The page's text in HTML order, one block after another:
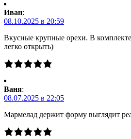
Иван:
08.10.2025 в 20:59
Вкусные крупные орехи. В
легко открыть)
Ваня:
08.07.2025 в 22:05
Мармелад держит форму выглядит